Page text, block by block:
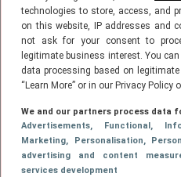
technologies to store, access, and
on this website, IP addresses and
not ask for your consent to
legitimate business interest. You
data processing based on
“Learn More” or in our Privacy Policy
We and our partners process data
Advertisements, Functional ,
Marketing, Personalisation,
advertising and content
services development
Vanaf deze
Temptation
VORIGEPAGE
…